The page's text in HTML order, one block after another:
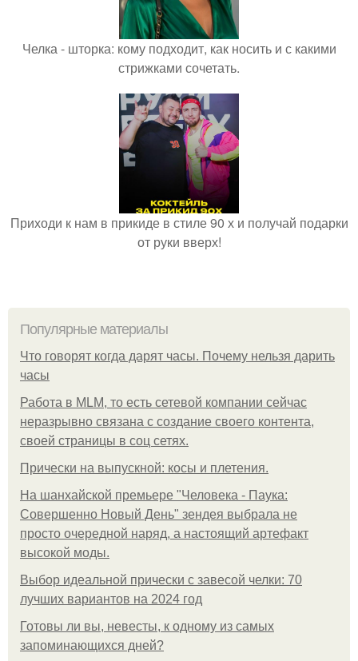
Челка - шторка: кому подходит, как носить и с какими
стрижками сочетать.
Приходи к нам в прикиде в стиле 90 х и получай подарки
от руки вверх!
Популярные материалы
Что говорят когда дарят часы. Почему нельзя дарить
часы
Работа в MLM, то есть сетевой компании сейчас
неразрывно связана с создание своего контента,
своей страницы в соц сетях.
Прически на выпускной: косы и плетения.
На шанхайской премьере "Человека - Паука:
Совершенно Новый День" зендея выбрала не
просто очередной наряд, а настоящий артефакт
высокой моды.
Выбор идеальной прически с завесой челки: 70
лучших вариантов на 2024 год
Готовы ли вы, невесты, к одному из самых
запоминающихся дней?